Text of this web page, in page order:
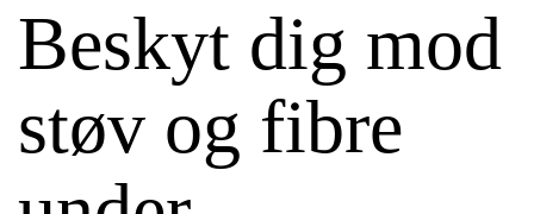
Beskyt dig mod
støv og fibre